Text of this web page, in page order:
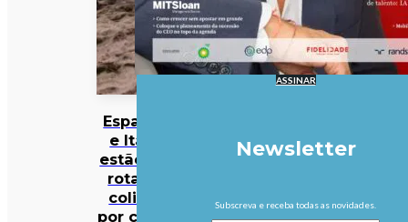
Espanha
e Itália
estão em
rota de
colisão
por causa
ASSINAR
Newsletter
Subscreva e receba todas as novidades.